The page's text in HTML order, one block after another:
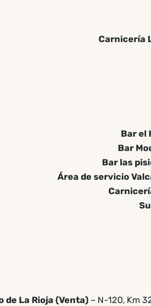
Carnicería
Bar el
Bar
Bar las
Área de servicio
La Rioja (Venta) – N-120, Km